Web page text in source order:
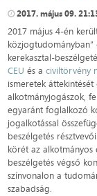
2017. május 09.
2017 május 4-én
kerekasztal-
CEU és aciviltörvény
ismeretek
alkotmányjogászok,
egyaránt foglalkozó
jogalkotással
beszélgetés
körét az
beszélgetés végső
színvonalon a
szabadság.